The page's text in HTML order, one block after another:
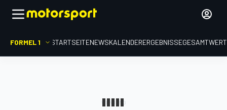
FORMEL 1 STARTSEITENEWSKALENDERERGEBNISSE